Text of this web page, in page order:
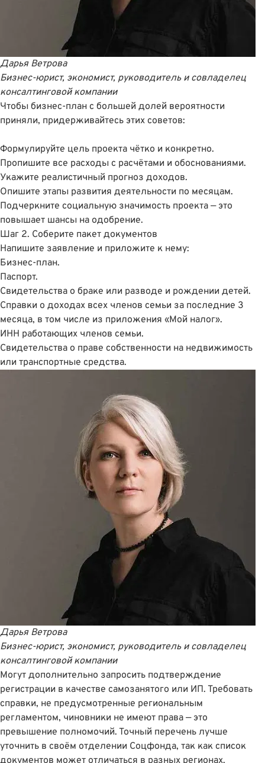
Дарья Ветрова
Бизнес-юрист, экономист, руководитель и совладелец
консалтинговой компании
Чтобы бизнес-план с большей долей вероятности
приняли, придерживайтесь этих советов:
Формулируйте цель проекта чётко и конкретно.
Пропишите все расходы с расчётами и обоснованиями.
Укажите реалистичный прогноз доходов.
Опишите этапы развития деятельности по месяцам.
Подчеркните социальную значимость проекта — это
повышает шансы на одобрение.
Шаг 2. Соберите пакет документов
Напишите заявление и приложите к нему:
Бизнес-план.
Паспорт.
Свидетельства о браке или разводе и рождении детей.
Справки о доходах всех членов семьи за последние 3
месяца, в том числе из приложения «Мой налог».
ИНН работающих членов семьи.
Свидетельства о праве собственности на недвижимость
или транспортные средства.
Дарья Ветрова
Бизнес-юрист, экономист, руководитель и совладелец
консалтинговой компании
Могут дополнительно запросить подтверждение
регистрации в качестве самозанятого или ИП. Требовать
справки, не предусмотренные региональным
регламентом, чиновники не имеют права — это
превышение полномочий. Точный перечень лучше
уточнить в своём отделении Соцфонда, так как список